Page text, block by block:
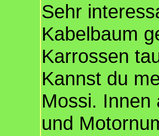
Sehr
Kabelbaum
Karrossen
Kannst du
Mossi. Innen
und